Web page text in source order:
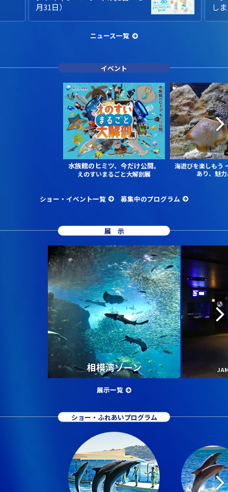
月31日）
し
ニュース一覧
イベント
水族館のヒミツ、今だけ公開。
えのすいまるごと大解剖展
海遊びを楽しもう
あり、魅
ショー・イベント一覧 募集中のプログラム
展示
相模湾ゾーン
展示一覧
ショー・ふれあいプログラム